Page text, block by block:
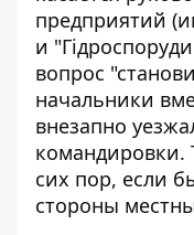
предприятий
и
вопрос
начальники
внезапно
командировки.
сих пор, если
стороны